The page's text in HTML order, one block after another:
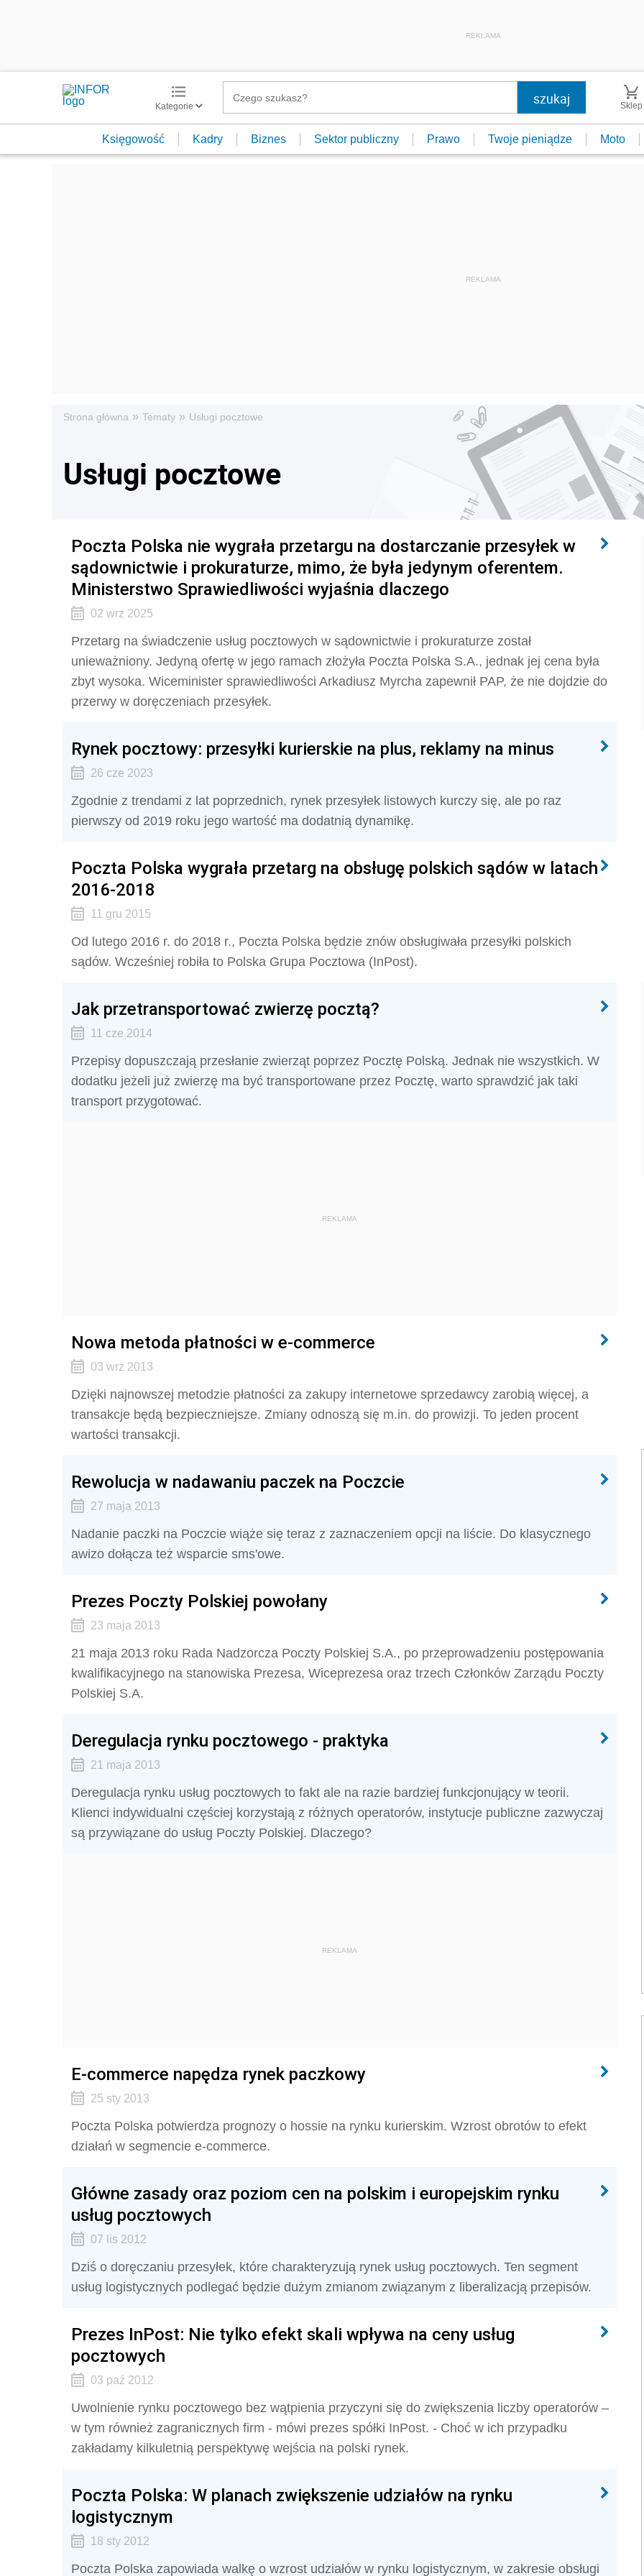
REKLAMA
Kategorie Sklep
Księgowość Kadry Biznes Sektor publiczny Prawo Twoje pieniądze Moto
Strona główna » Tematy » Usługi pocztowe
Usługi pocztowe
Poczta Polska nie wygrała przetargu na dostarczanie przesyłek w
sądownictwie i prokuraturze, mimo, że była jedynym oferentem.
Ministerstwo Sprawiedliwości wyjaśnia dlaczego
02 wrz 2025
Przetarg na świadczenie usług pocztowych w sądownictwie i prokuraturze został
unieważniony. Jedyną ofertę w jego ramach złożyła Poczta Polska S.A., jednak jej cena była
zbyt wysoka. Wiceminister sprawiedliwości Arkadiusz Myrcha zapewnił PAP, że nie dojdzie do
przerwy w doręczeniach przesyłek.
Rynek pocztowy: przesyłki kurierskie na plus, reklamy na minus
26 cze 2023
Zgodnie z trendami z lat poprzednich, rynek przesyłek listowych kurczy się, ale po raz
pierwszy od 2019 roku jego wartość ma dodatnią dynamikę.
Poczta Polska wygrała przetarg na obsługę polskich sądów w latach
2016-2018
11 gru 2015
Od lutego 2016 r. do 2018 r., Poczta Polska będzie znów obsługiwała przesyłki polskich
sądów. Wcześniej robiła to Polska Grupa Pocztowa (InPost).
Jak przetransportować zwierzę pocztą?
11 cze 2014
Przepisy dopuszczają przesłanie zwierząt poprzez Pocztę Polską. Jednak nie wszystkich. W
dodatku jeżeli już zwierzę ma być transportowane przez Pocztę, warto sprawdzić jak taki
transport przygotować.
REKLAMA
Nowa metoda płatności w e-commerce
03 wrz 2013
Dzięki najnowszej metodzie płatności za zakupy internetowe sprzedawcy zarobią więcej, a
transakcje będą bezpieczniejsze. Zmiany odnoszą się m.in. do prowizji. To jeden procent
wartości transakcji.
Rewolucja w nadawaniu paczek na Poczcie
27 maja 2013
Nadanie paczki na Poczcie wiąże się teraz z zaznaczeniem opcji na liście. Do klasycznego
awizo dołącza też wsparcie sms'owe.
Prezes Poczty Polskiej powołany
23 maja 2013
21 maja 2013 roku Rada Nadzorcza Poczty Polskiej S.A., po przeprowadzeniu postępowania
kwalifikacyjnego na stanowiska Prezesa, Wiceprezesa oraz trzech Członków Zarządu Poczty
Polskiej S.A.
Deregulacja rynku pocztowego - praktyka
21 maja 2013
Deregulacja rynku usług pocztowych to fakt ale na razie bardziej funkcjonujący w teorii.
Klienci indywidualni częściej korzystają z różnych operatorów, instytucje publiczne zazwyczaj
są przywiązane do usług Poczty Polskiej. Dlaczego?
REKLAMA
E-commerce napędza rynek paczkowy
25 sty 2013
Poczta Polska potwierdza prognozy o hossie na rynku kurierskim. Wzrost obrotów to efekt
działań w segmencie e-commerce.
Główne zasady oraz poziom cen na polskim i europejskim rynku
usług pocztowych
07 lis 2012
Dziś o doręczaniu przesyłek, które charakteryzują rynek usług pocztowych. Ten segment
usług logistycznych podlegać będzie dużym zmianom związanym z liberalizacją przepisów.
Prezes InPost: Nie tylko efekt skali wpływa na ceny usług
pocztowych
03 paź 2012
Uwolnienie rynku pocztowego bez wątpienia przyczyni się do zwiększenia liczby operatorów –
w tym również zagranicznych firm - mówi prezes spółki InPost. - Choć w ich przypadku
zakładamy kilkuletnią perspektywę wejścia na polski rynek.
Poczta Polska: W planach zwiększenie udziałów na rynku
logistycznym
18 sty 2012
Poczta Polska zapowiada walkę o wzrost udziałów w rynku logistycznym, w zakresie obsługi